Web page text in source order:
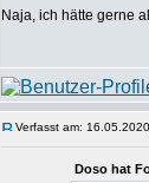
Naja, ich hätte gerne
Verfasst am:
Doso hat